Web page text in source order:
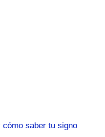
saber tu signo